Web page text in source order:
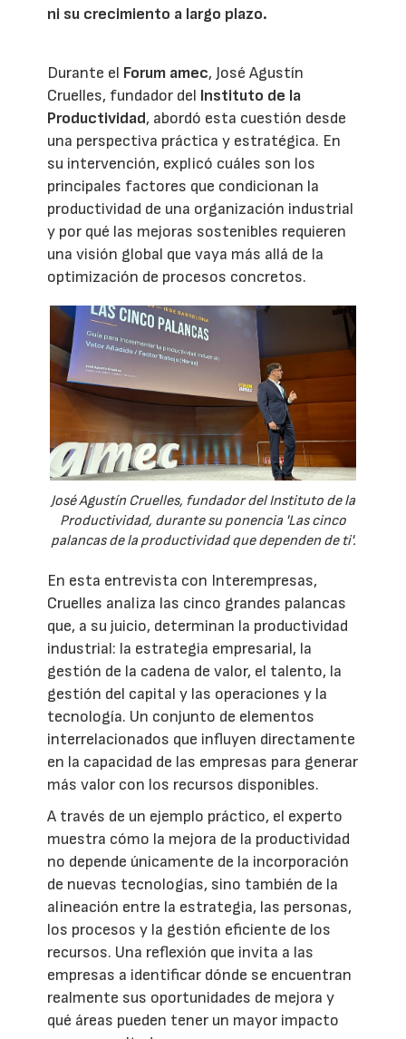
ni su crecimiento a largo plazo.
Durante el Forum amec, José Agustín
Cruelles, fundador del Instituto de la
Productividad, abordó esta cuestión desde
una perspectiva práctica y estratégica. En
su intervención, explicó cuáles son los
principales factores que condicionan la
productividad de una organización industrial
y por qué las mejoras sostenibles requieren
una visión global que vaya más allá de la
optimización de procesos concretos.
José Agustín Cruelles, fundador del Instituto de la
Productividad, durante su ponencia 'Las cinco
palancas de la productividad que dependen de ti'.
En esta entrevista con Interempresas,
Cruelles analiza las cinco grandes palancas
que, a su juicio, determinan la productividad
industrial: la estrategia empresarial, la
gestión de la cadena de valor, el talento, la
gestión del capital y las operaciones y la
tecnología. Un conjunto de elementos
interrelacionados que influyen directamente
en la capacidad de las empresas para generar
más valor con los recursos disponibles.
A través de un ejemplo práctico, el experto
muestra cómo la mejora de la productividad
no depende únicamente de la incorporación
de nuevas tecnologías, sino también de la
alineación entre la estrategia, las personas,
los procesos y la gestión eficiente de los
recursos. Una reflexión que invita a las
empresas a identificar dónde se encuentran
realmente sus oportunidades de mejora y
qué áreas pueden tener un mayor impacto